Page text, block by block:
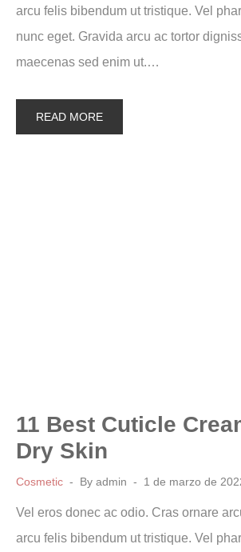
arcu felis bibendum ut tristique. Vel
nunc eget. Gravida arcu ac tortor
maecenas sed enim ut.…
READ MORE
11 Best Cuticle
Dry Skin
Cosmetic By admin 1 de marzo de
Vel eros donec ac odio. Cras ornare
arcu felis bibendum ut tristique. Vel